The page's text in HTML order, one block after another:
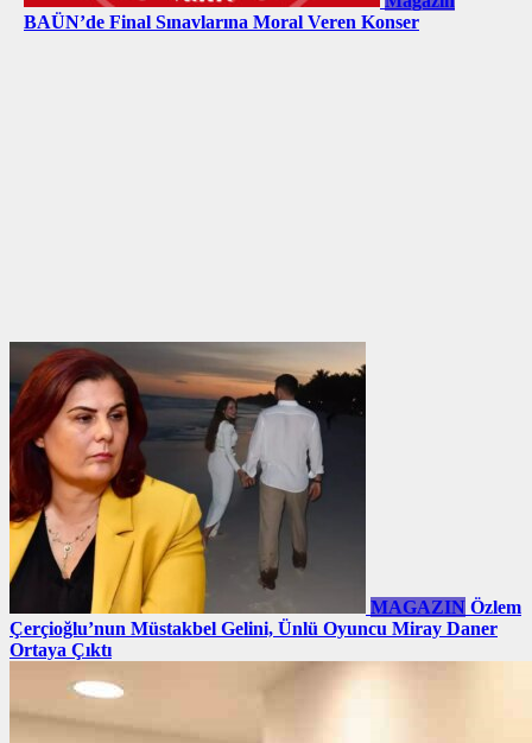
BAÜN’de Final Sınavlarına Moral Veren Konser
MAGAZIN Özlem
Çerçioğlu’nun Müstakbel Gelini, Ünlü Oyuncu Miray Daner
Ortaya Çıktı